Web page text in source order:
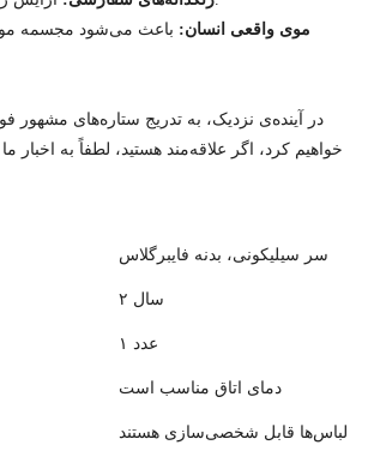
۴. موی واقعی انسان: باعث می‌شود مجسمه
در آینده‌ی نزدیک، به تدریج ستاره‌های مشهور
خواهیم کرد، اگر علاقه‌مند هستید، لطفاً به اخبار ما
سر سیلیکونی، بدنه فایبرگلاس
۲ سال
۱ عدد
دمای اتاق مناسب است
لباس‌ها قابل شخصی‌سازی هستند